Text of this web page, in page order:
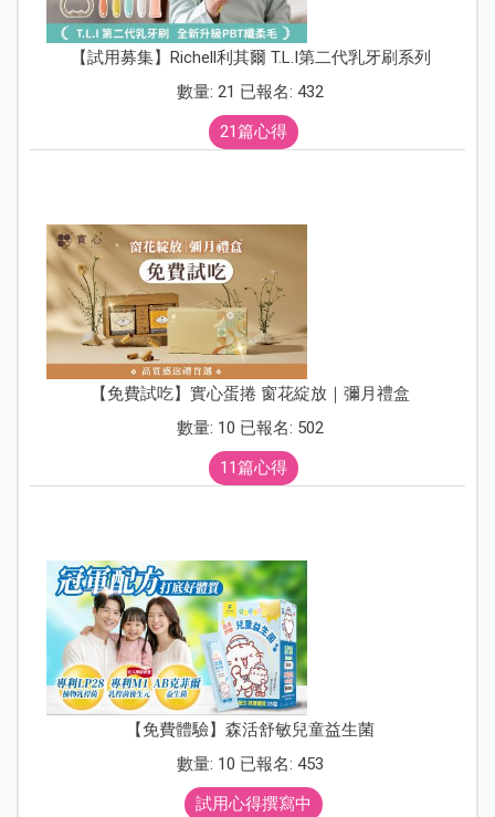
【試用募集】Richell利其爾 T.L.I第二代乳牙刷系列
數量: 21 已報名: 432
21篇心得
【免費試吃】實心蛋捲 窗花綻放｜彌月禮盒
數量: 10 已報名: 502
11篇心得
【免費體驗】森活舒敏兒童益生菌
數量: 10 已報名: 453
試用心得撰寫中